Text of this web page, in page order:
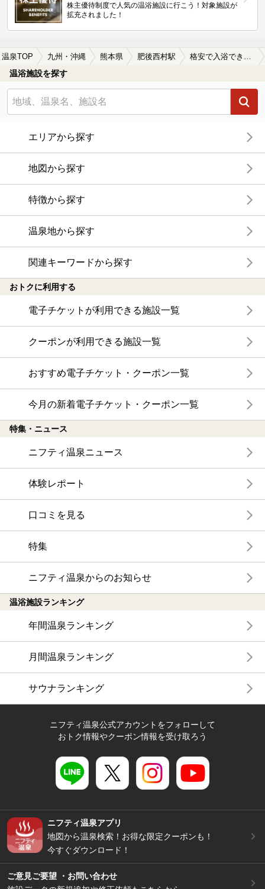
株主優待制度で人気の温浴施設に行こう！対象施設が
拡充されました！
温泉TOP 九州・沖縄 熊本県 肥後西村駅
温浴施設を探す
エリアから探す
地図から探す
特徴から探す
温泉地から探す
関連キーワードから探す
おトクに利用する
電子チケットが利用できる施設一覧
クーポンが利用できる施設一覧
おすすめ電子チケット・クーポン一覧
今月の新着電子チケット・クーポン一覧
特集・ニュース
ニフティ温泉ニュース
体験レポート
口コミを見る
特集
ニフティ温泉からのお知らせ
温浴施設ランキング
年間温泉ランキング
月間温泉ランキング
サウナランキング
ニフティ温泉公式アカウントをフォローして
おトク情報やクーポン情報を受け取ろう
ニフティ温泉アプリ
地図から温泉検索！お得な限定クーポンも！
今すぐダウンロード！
ご意見ご要望 ・お問い合わせ